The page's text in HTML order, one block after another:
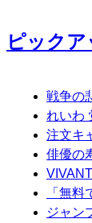
ピックア
戦争の
れいわ
注文キ
俳優の
「無
ジャン